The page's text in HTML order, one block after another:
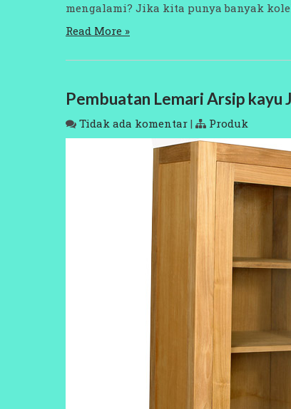
mengalami? Jika kita punya banyak
Read More »
Pembuatan Lemari Arsip kayu
Tidak ada komentar | Produk